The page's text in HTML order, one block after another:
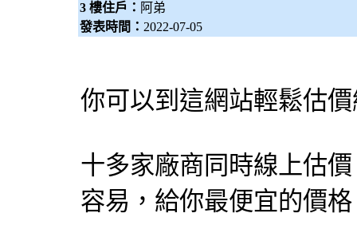
3 樓住戶： 阿弟
發表時間： 2022-07-05
你可以到這網站輕鬆估
十多家廠商同時線上估
容易，給你最便宜的價